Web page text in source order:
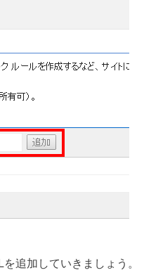
追加していきましょう。